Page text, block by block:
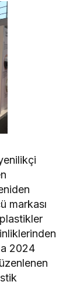
markası
2024